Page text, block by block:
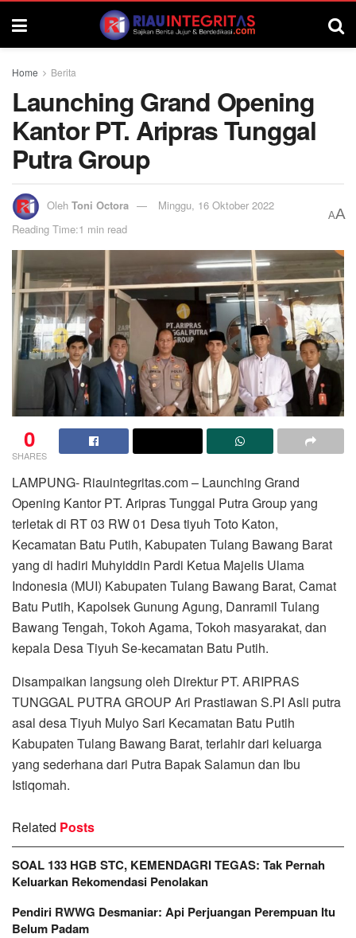
Home Berita
Launching Grand Opening
Kantor PT. Aripras Tunggal
Putra Group
Oleh Toni Octora
Minggu, 16 Oktober 2022
Reading Time:1 min read
AA
0
SHARES
LAMPUNG- Riauintegritas.com – Launching Grand
Opening Kantor PT. Aripras Tunggal Putra Group yang
terletak di RT 03 RW 01 Desa tiyuh Toto Katon,
Kecamatan Batu Putih, Kabupaten Tulang Bawang Barat
yang di hadiri Muhyiddin Pardi Ketua Majelis Ulama
Indonesia (MUI) Kabupaten Tulang Bawang Barat, Camat
Batu Putih, Kapolsek Gunung Agung, Danramil Tulang
Bawang Tengah, Tokoh Agama, Tokoh masyarakat, dan
kepala Desa Tiyuh Se-kecamatan Batu Putih.
Disampaikan langsung oleh Direktur PT. ARIPRAS
TUNGGAL PUTRA GROUP Ari Prastiawan S.PI Asli putra
asal desa Tiyuh Mulyo Sari Kecamatan Batu Putih
Kabupaten Tulang Bawang Barat, terlahir dari keluarga
yang sederhana dari Putra Bapak Salamun dan Ibu
Istiqomah.
Related Posts
SOAL 133 HGB STC, KEMENDAGRI TEGAS: Tak Pernah
Keluarkan Rekomendasi Penolakan
Pendiri RWWG Desmaniar: Api Perjuangan Perempuan Itu
Belum Padam